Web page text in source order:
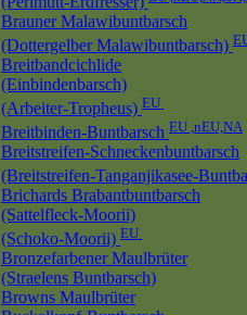
Brauner Malawibuntbarsch
(Dottergelber Malawibuntbarsch)
Breitbandcichlide
(Einbindenbarsch)
(Arbeiter-Tropheus) EU
Breitbinden-Buntbarsch EU ,nEU,NA
Breitstreifen-Schneckenbuntbarsch
(Breitstreifen-Tanganjikasee-
Brichards Brabantbuntbarsch
(Sattelfleck-Moorii)
(Schoko-Moorii) EU
Bronzefarbener Maulbrüter
(Straelens Buntbarsch)
Browns Maulbrüter